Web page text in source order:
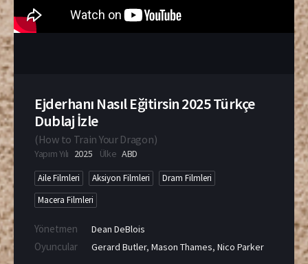
Ejderhanı Nasıl Eğitirsin 2025 Türkçe
Dublaj İzle
(How to Train Your Dragon)
Yapım Yılı 2025 Ülke ABD
Aile Filmleri Aksiyon Filmleri
Dram Filmleri
Macera Filmleri
Yönetmen Dean DeBlois
Oyuncular Gerard Butler, Mason Thames, Nico Parker